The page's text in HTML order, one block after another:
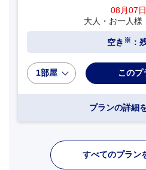
08月07
大人・お一人様
空き ※ ：
1部屋
プランの詳細
すべてのプラン